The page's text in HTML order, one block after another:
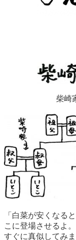
柴崎
「白菜が安くなる
こに登場させるよ
すぐに真似してみ